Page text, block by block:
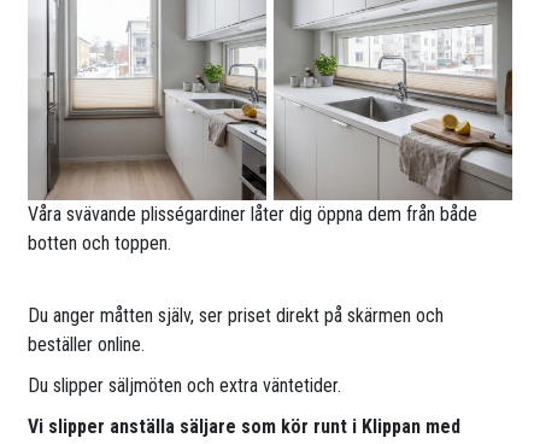
Våra svävande plisségardiner låter dig öppna dem från både
botten och toppen.
Du anger måtten själv, ser priset direkt på skärmen och
beställer online.
Du slipper säljmöten och extra väntetider.
Vi slipper anställa säljare som kör runt i Klippan med